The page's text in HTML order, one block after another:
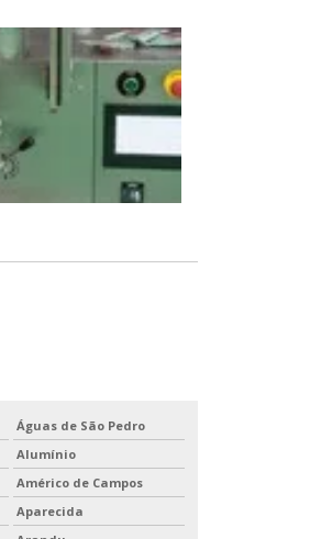
Águas de São Pedro
Alumínio
Américo de Campos
Aparecida